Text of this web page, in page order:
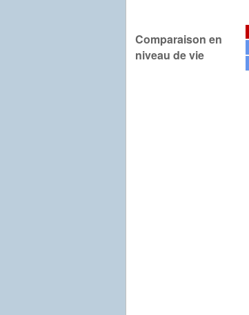
Comparaison en
niveau de vie